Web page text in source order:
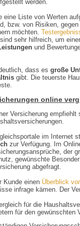
werden.
eine Liste von Werten
bzw. von Risiken,
möchten.
sind sehr hilfreich, um
und
dass es große
gibt. Die teuerste
online
Versicherung empfiehlt
im Internet
zur Verfügung. Im
der
gewünschte
abgefragt.
Kunde einen Überblick
infrage kämen. Der
für die
für den gewünschten